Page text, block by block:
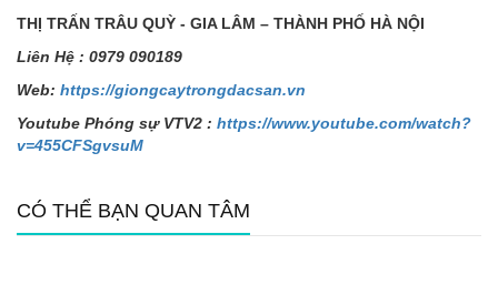
THỊ TRẤN TRÂU QUỲ - GIA LÂM – THÀNH PHỐ HÀ NỘI
Liên Hệ : 0979 090189
Web: https://giongcaytrongdacsan.vn
Youtube Phóng sự VTV2 : https://www.youtube.com/watch?
v=455CFSgvsuM
CÓ THỂ BẠN QUAN TÂM